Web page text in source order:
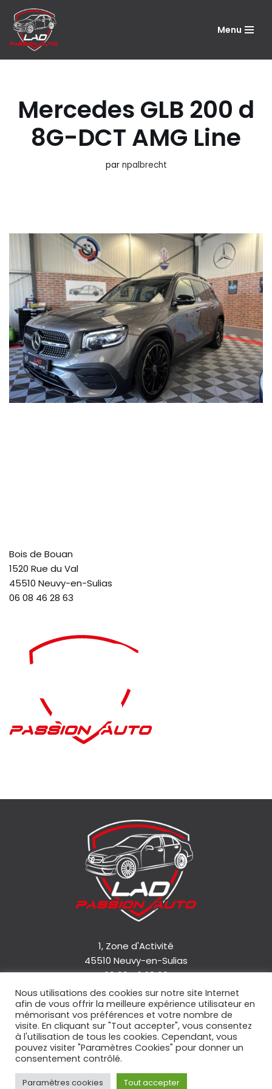
Aller
au
contenu
Menu
Mercedes GLB 200 d
8G-DCT AMG Line
par npalbrecht
Bois de Bouan
1520 Rue du Val
45510 Neuvy-en-Sulias
06 08 46 28 63
1, Zone d'Activité
45510 Neuvy-en-Sulias
06 08 46 28 63
Accueil
Qui sommes-nous ?
Nos services
Nos véhicules
Contact
Mentions légales
Nous utilisations des cookies sur notre site Internet
afin de vous offrir la meilleure expérience utilisateur en
mémorisant vos préférences et votre nombre de
visite. En cliquant sur "Tout accepter", vous consentez
à l'utilisation de tous les cookies. Cependant, vous
pouvez visiter "Paramètres Cookies" pour donner un
consentement contrôlé.
Paramètres cookies Tout accepter